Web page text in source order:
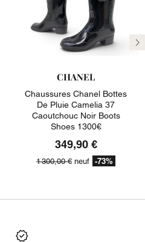
CHANEL
Chaussures Chanel Bottes
De Pluie Camelia 37
Caoutchouc Noir Boots
Shoes 1300€
349,90 €
1 300,00 € neuf -73%